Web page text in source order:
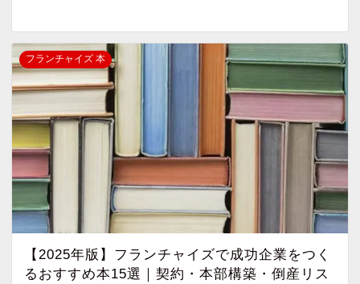
フランチャイズ 本
【2025年版】フランチャイズで成功企業をつく
るおすすめ本15選｜契約・本部構築・倒産リス